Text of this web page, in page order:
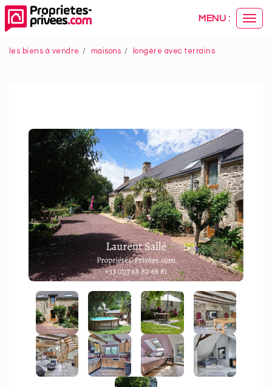
MENU :
les biens à vendre maisons longère avec terrains
Panneau de gestion des cookies